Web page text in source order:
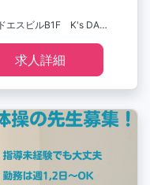
東京都調布市小島町1-5-6 アールアンドエスビルB1F K's DANCE ART STUDIO
求人詳細